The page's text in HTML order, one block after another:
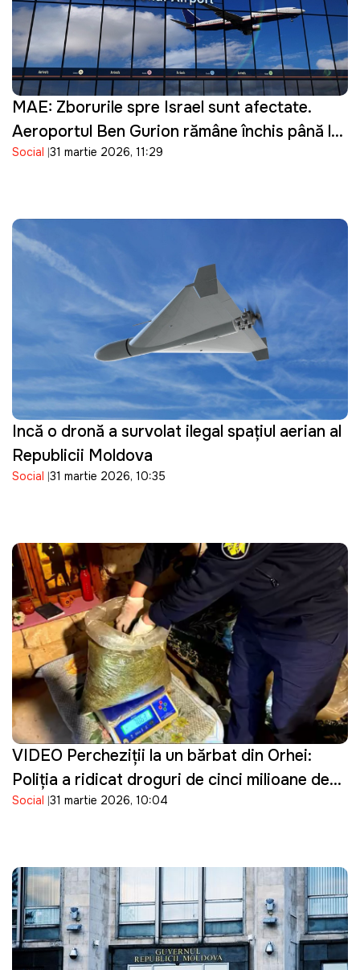
MAE: Zborurile spre Israel sunt afectate.
Aeroportul Ben Gurion rămâne închis până la
16 aprilie
Social 31 martie 2026, 11:29
Incă o dronă a survolat ilegal spațiul aerian al
Republicii Moldova
Social 31 martie 2026, 10:35
VIDEO Percheziţii la un bărbat din Orhei:
Poliţia a ridicat droguri de cinci milioane de
lei
Social 31 martie 2026, 10:04